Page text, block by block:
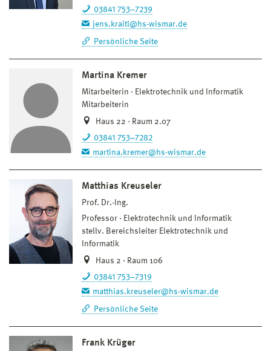
03841 753–7239
jens.kraitl@hs-wismar.de
Persönliche Seite
Martina Kremer
Mitarbeiterin
Elektrotechnik und Informatik
Mitarbeiterin
Haus 22 · Raum 2.07
03841 753–7282
martina.kremer@hs-wismar.de
Matthias Kreuseler
Prof. Dr.-Ing.
Professor
Elektrotechnik und Informatik
stellv. Bereichsleiter Elektrotechnik und
Informatik
Haus 2 · Raum 106
03841 753–7319
matthias.kreuseler@hs-wismar.de
Persönliche Seite
Frank Krüger